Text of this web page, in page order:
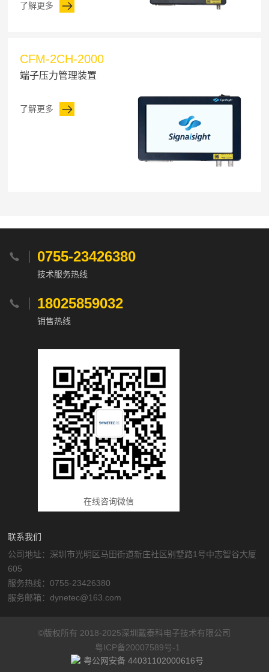
了解更多
CFM-2CH-2000
端子压力管理装置
了解更多
 0755-23426380
技术服务热线
 18025859032
销售热线
在线咨询微信
联系我们
公司地址：深圳市光明区马田街道新庄社区别墅路1号中志智谷大厦
605
服务热线：0755-23426380
服务邮箱：dynetec@163.com
©版权所有 2018-2025深圳戴泰科电子技术有限公司
粤ICP备20007589号-1
粤公网安备 44031102000616号